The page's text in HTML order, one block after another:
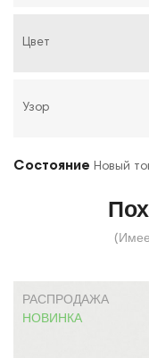
Цвет
Узор
Состояние Новый
РАСПРОДАЖА
НОВИНКА